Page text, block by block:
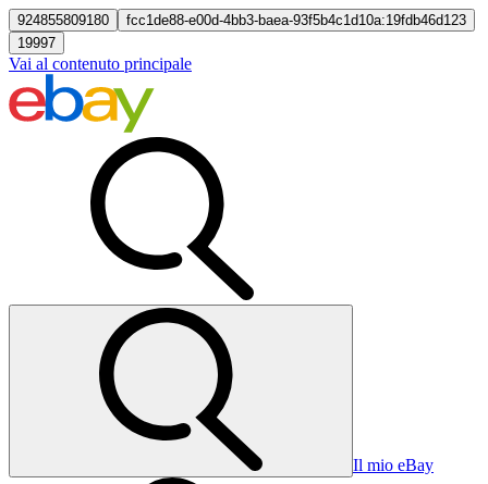
924855809180
fcc1de88-e00d-4bb3-baea-93f5b4c1d10a:19fdb46d123
19997
Vai al contenuto principale
Il mio eBay